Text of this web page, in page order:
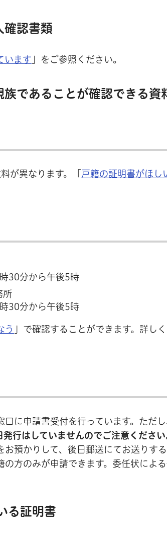
認書類
います 」をご参照ください。
であることが確認できる資
が異なります。「 戸籍の証明書がほし
30分から午後5時
所
30分から午後5時
う 」で確認することができます。詳しく
口に申請書受付を行っています。ただ
発行はしていませんのでご注意ください
預かりして、後日郵送にてお送りする
方のみが申請できます。委任状によ
る証明書